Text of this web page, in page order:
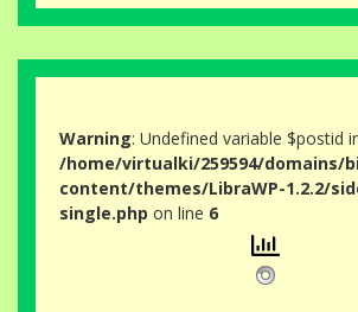
Warning: Undefined variable $postid
/home/virtualki/259594/domains/
content/themes/LibraWP-1.2.2/
single.php on line 6